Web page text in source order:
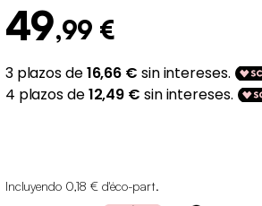
49,99 €
Incluyendo 0,18 € d'éco-part.